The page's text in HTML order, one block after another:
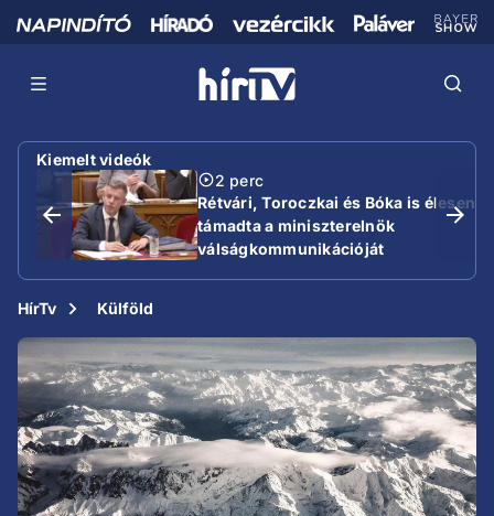
Kiemelt videók
2 perc
Rétvári, Toroczkai és Bóka is élesen
támadta a miniszterelnök
válságkommunikációját
HírTv Külföld